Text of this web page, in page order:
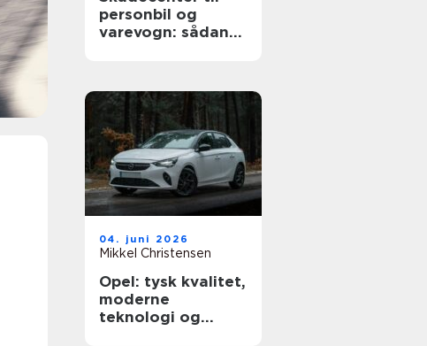
personbil og
varevogn: sådan
04. juni 2026
Mikkel Christensen
Opel: tysk kvalitet,
moderne
teknologi og